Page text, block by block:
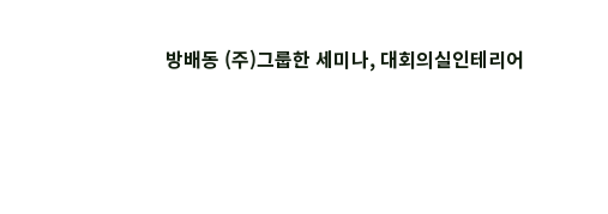
방배동 (주)그룹한 세미나, 대회의실인테리어